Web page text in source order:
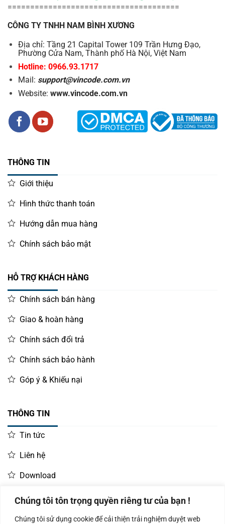
Chúng tôi tôn trọng quyền riêng tư của bạn !
Chúng tôi sử dụng cookie để cải thiện trải nghiệm duyệt web
======================================
CÔNG TY TNHH NAM BÌNH XƯƠNG
Địa chỉ: Tầng 21 Capital Tower 109 Trần Hưng Đạo,
Phường Cửa Nam, Thành phố Hà Nội, Việt Nam
Hotline: 0966.93.1717
Mail: support@vincode.com.vn
Website: www.vincode.com.vn
THÔNG TIN
Giới thiệu
Hình thức thanh toán
Hướng dẫn mua hàng
Chính sách bảo mật
HỖ TRỢ KHÁCH HÀNG
Chính sách bán hàng
Giao & hoàn hàng
Chính sách đổi trả
Chính sách bảo hành
Góp ý & Khiếu nại
THÔNG TIN
Tin tức
Liên hệ
Download
LIÊN HỆ MUA HÀNG